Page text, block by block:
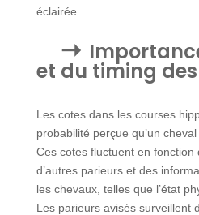
éclairée.
et du timing
Les cotes dans les courses
probabilité perçue qu’un
Ces cotes fluctuent en fonction
d’autres parieurs et des
les chevaux, telles que l’état
Les parieurs avisés surveillent